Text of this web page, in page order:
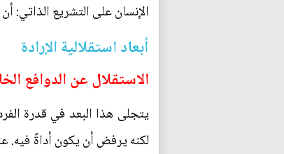
الإنسان على التشريع الذاتي:
أبعاد استقلالية الإرادة
الاستقلال عن الدوافع
يتجلى هذا البعد في قدرة
لكنه يرفض أن يكون أداةً فيه.